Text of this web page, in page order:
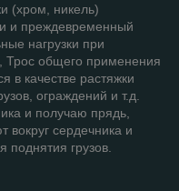
(хром, никель)
и преждевременный
нагрузки при
Трос общего применения
в качестве растяжки
ограждений и т.д.
и получаю прядь,
вокруг сердечника и
поднятия грузов.